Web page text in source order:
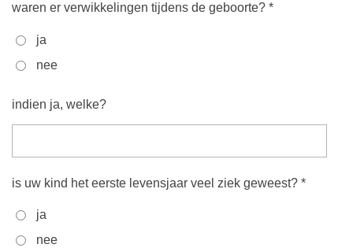
waren er verwikkelingen tijdens de geboorte? *
ja
nee
indien ja, welke?
is uw kind het eerste levensjaar veel ziek geweest? *
ja
nee